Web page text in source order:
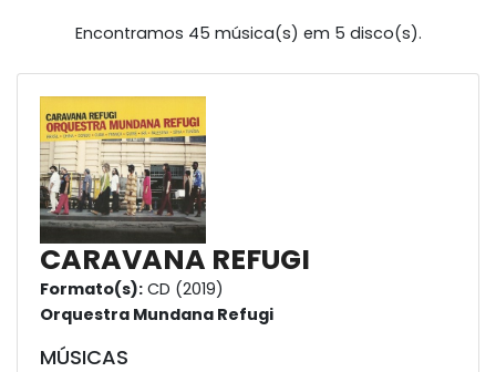
Encontramos 45 música(s) em 5 disco(s).
CARAVANA REFUGI
Formato(s): CD (2019)
Orquestra Mundana Refugi
MÚSICAS